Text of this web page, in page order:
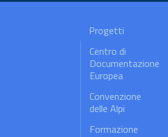
Progetti
Centro di
Documentazione
Europea
Convenzione
delle Alpi
Formazione